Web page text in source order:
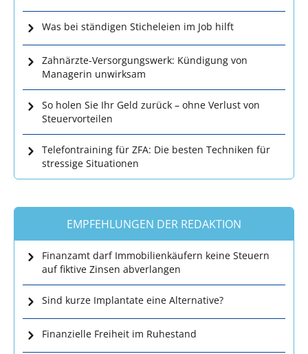
Was bei ständigen Sticheleien im Job hilft
Zahnärzte-Versorgungswerk: Kündigung von
Managerin unwirksam
So holen Sie Ihr Geld zurück – ohne Verlust von
Steuervorteilen
Telefontraining für ZFA: Die besten Techniken für
stressige Situationen
EMPFEHLUNGEN DER REDAKTION
Finanzamt darf Immobilienkäufern keine Steuern
auf fiktive Zinsen abverlangen
Sind kurze Implantate eine Alternative?
Finanzielle Freiheit im Ruhestand